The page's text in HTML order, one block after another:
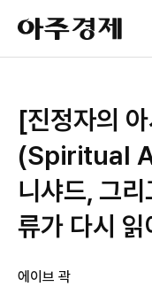
아
주
경
[진정자의
(Spiritual
니샤드, 그
류가 다시
에이브 곽